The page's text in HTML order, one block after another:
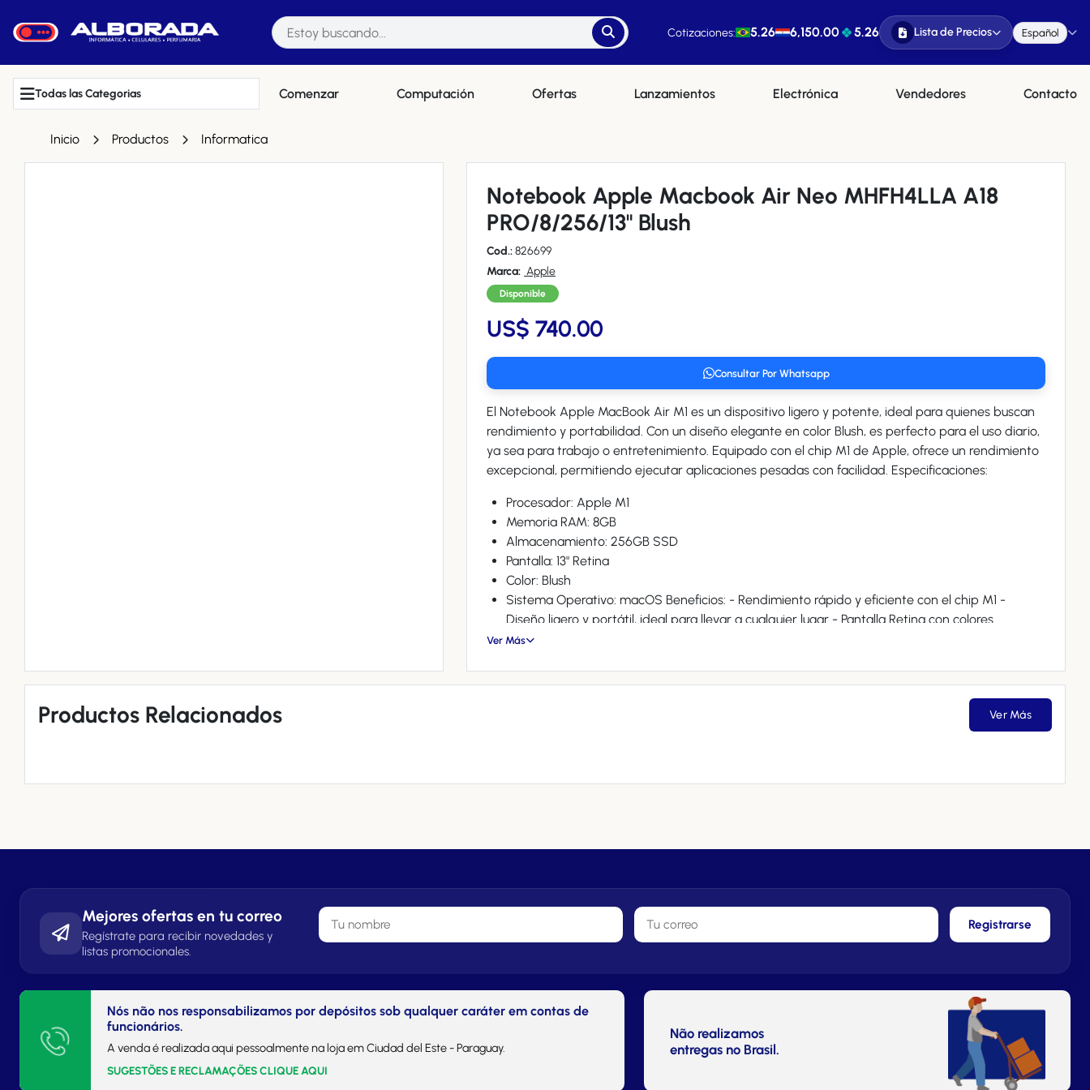
Cotizaciones: 5.26 6,150.00 5.26 Lista de Precios Español
Todas las Categorias Comenzar Computación Ofertas Lanzamientos Electrónica Vendedores Contacto
Inicio Productos Informatica
Notebook Apple Macbook Air Neo MHFH4LLA A18
PRO/8/256/13" Blush
Cod.:826699
Marca: Apple
Disponible
US$ 740.00
Consultar Por Whatsapp
El Notebook Apple MacBook Air M1 es un dispositivo ligero y potente, ideal para quienes buscan
rendimiento y portabilidad. Con un diseño elegante en color Blush, es perfecto para el uso diario,
ya sea para trabajo o entretenimiento. Equipado con el chip M1 de Apple, ofrece un rendimiento
excepcional, permitiendo ejecutar aplicaciones pesadas con facilidad. Especificaciones:
Procesador: Apple M1
Memoria RAM: 8GB
Almacenamiento: 256GB SSD
Pantalla: 13" Retina
Color: Blush
Sistema Operativo: macOS Beneficios: - Rendimiento rápido y eficiente con el chip M1 -
Diseño ligero y portátil, ideal para llevar a cualquier lugar - Pantalla Retina con colores
vibrantes y alta resolución - Larga duración de la batería, permitiendo horas de uso sin
Ver Más
Productos Relacionados Ver Más
Mejores ofertas en tu correo
Regístrate para recibir novedades y
listas promocionales.
Registrarse
Nós não nos responsabilizamos por depósitos sob qualquer caráter em contas de
funcionários.
A venda é realizada aqui pessoalmente na loja em Ciudad del Este - Paraguay.
SUGESTÕES E RECLAMAÇÕES CLIQUE AQUI
Não realizamos
entregas no Brasil.